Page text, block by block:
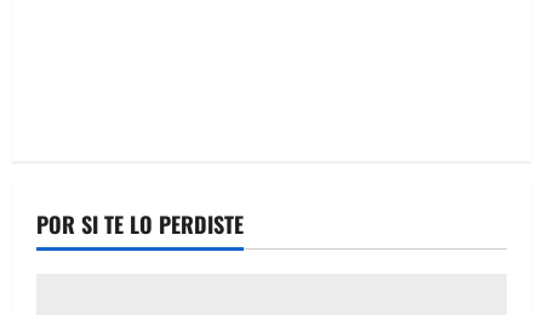
POR SI TE LO PERDISTE